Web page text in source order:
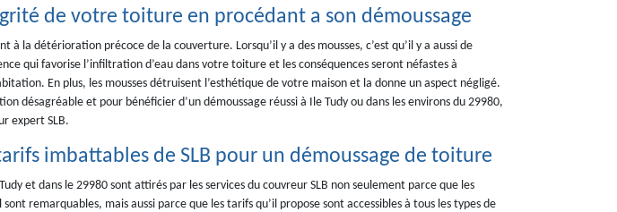
de votre toiture en procédant a son démoussage
à la détérioration précoce de la couverture. Lorsqu’il y a des mousses, c’est qu’il y a aussi de
qui favorise l’infiltration d’eau dans votre toiture et les conséquences seront néfastes à
En plus, les mousses détruisent l’esthétique de votre maison et la donne un aspect négligé.
désagréable et pour bénéficier d’un démoussage réussi à Ile Tudy ou dans les environs du 29980,
expert SLB.
imbattables de SLB pour un démoussage de toiture
et dans le 29980 sont attirés par les services du couvreur SLB non seulement parce que les
remarquables, mais aussi parce que les tarifs qu’il propose sont accessibles à tous les types de